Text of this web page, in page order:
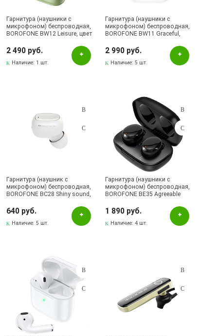
Гарнитура (наушники с
микрофоном) беспроводная,
BOROFONE BW12 Leisure, цвет
2 490 руб.
Наличие: 1 шт.
Гарнитура (наушники с
микрофоном) беспроводная,
BOROFONE BW11 Graceful,
2 990 руб.
Наличие:5 шт.
Гарнитура (наушник с
микрофоном) беспроводная,
BOROFONE BC28 Shiny sound,
640 руб.
Наличие:5 шт.
Гарнитура (наушники с
микрофоном) беспроводная,
BOROFONE BE35 Agreeable
черный
1 890 руб.
Наличие:4 шт.